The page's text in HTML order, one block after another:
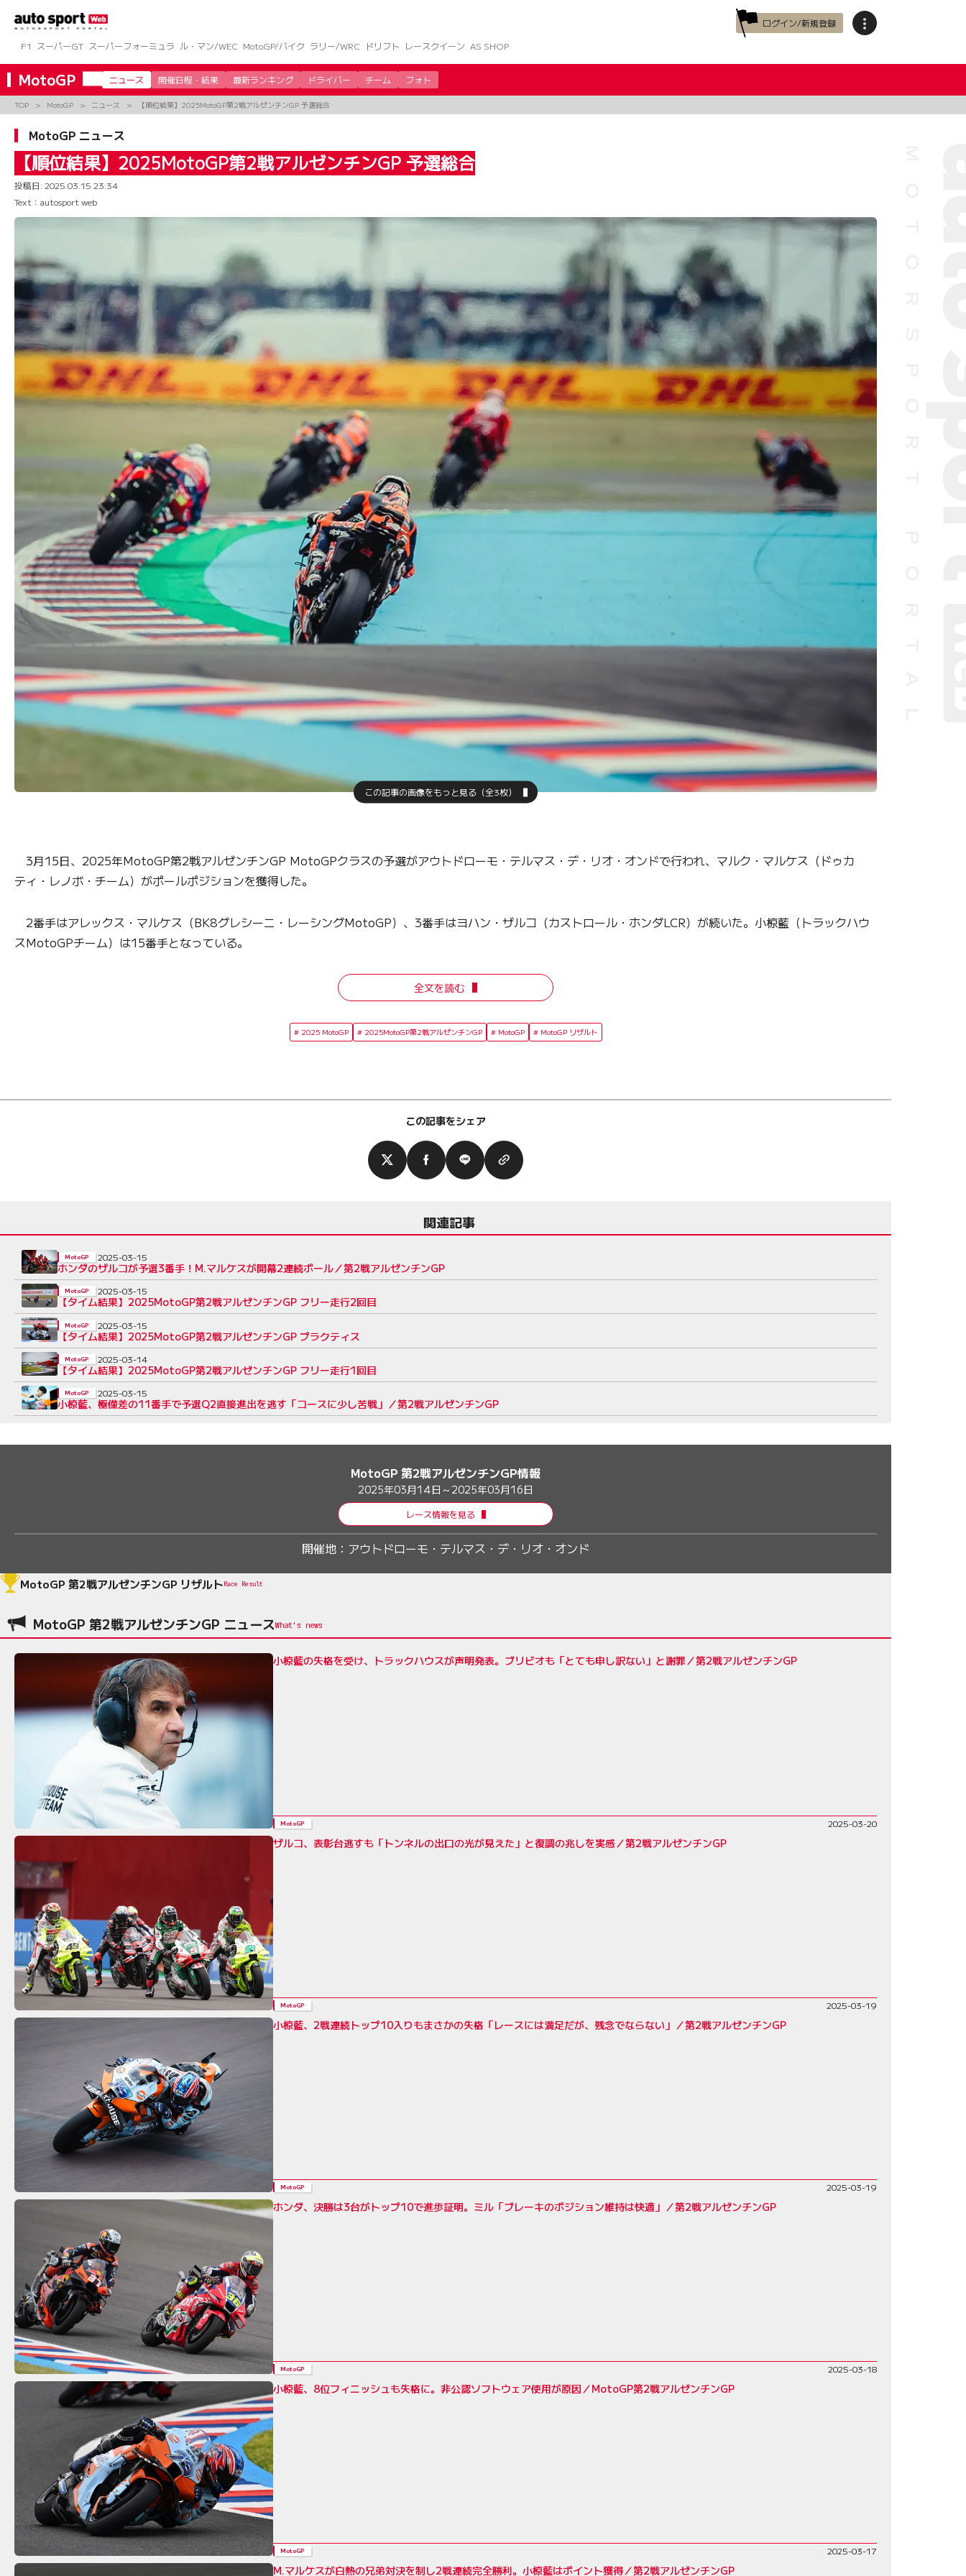
ツ
へ
ス
キ
ッ
ログイン/新規登録
F1
スーパーGT スーパーフォーミュラ ル・マン/WEC MotoGP/バイク ラリー/WRC ドリフト レースクイーン AS SHOP
MotoGP ニュース 開催日程・結果 最新ランキング ドライバー チーム フォト
TOP MotoGP ニュース 【順位結果】2025MotoGP第2戦アルゼンチンGP 予選総合
MotoGP ニュース
【順位結果】2025MotoGP第2戦アルゼンチンGP 予選総合
投稿日: 2025.03.15 23:34
Text：autosport web
この記事の画像をもっと見る（全3枚）
3月15日、2025年MotoGP第2戦アルゼンチンGP MotoGPクラスの予選がアウトドローモ・テルマス・デ・リオ・オンドで行われ、マルク・マルケス（ドゥカ
ティ・レノボ・チーム）がポールポジションを獲得した。
2番手はアレックス・マルケス（BK8グレシーニ・レーシングMotoGP）、3番手はヨハン・ザルコ（カストロール・ホンダLCR）が続いた。小椋藍（トラックハウ
スMotoGPチーム）は15番手となっている。
全文を読む
2025 MotoGP 2025MotoGP第2戦アルゼンチンGP MotoGP MotoGP リザルト
この記事をシェア
関連記事
ホンダのザルコが予選3番手！M.マルケスが開幕2連続ポール／第2戦アルゼンチンGP
MotoGP 2025-03-15
【タイム結果】2025MotoGP第2戦アルゼンチンGP フリー走行2回目
MotoGP 2025-03-15
【タイム結果】2025MotoGP第2戦アルゼンチンGP プラクティス
MotoGP 2025-03-15
【タイム結果】2025MotoGP第2戦アルゼンチンGP フリー走行1回目
MotoGP 2025-03-14
小椋藍、極僅差の11番手で予選Q2直接進出を逃す「コースに少し苦戦」／第2戦アルゼンチンGP
MotoGP 2025-03-15
MotoGP 第2戦アルゼンチンGP情報
2025年03月14日～2025年03月16日
レース情報を見る
開催地： アウトドローモ・テルマス・デ・リオ・オンド
MotoGP 第2戦アルゼンチンGP リザルトRace Result
MotoGP 第2戦アルゼンチンGP ニュース
小椋藍の失格を受け、トラックハウスが声明発表。ブリビオも「とても申し訳ない」と謝罪／第2戦アルゼンチンGP
MotoGP 2025-03-20
ザルコ、表彰台逃すも「トンネルの出口の光が見えた」と復調の兆しを実感／第2戦アルゼンチンGP
MotoGP 2025-03-19
小椋藍、2戦連続トップ10入りもまさかの失格「レースには満足だが、残念でならない」／第2戦アルゼンチンGP
MotoGP 2025-03-19
ホンダ、決勝は3台がトップ10で進歩証明。ミル「ブレーキのポジション維持は快適」／第2戦アルゼンチンGP
MotoGP 2025-03-18
小椋藍、8位フィニッシュも失格に。非公認ソフトウェア使用が原因／MotoGP第2戦アルゼンチンGP
MotoGP 2025-03-17
M.マルケスが白熱の兄弟対決を制し2戦連続完全勝利。小椋藍はポイント獲得／第2戦アルゼンチンGP